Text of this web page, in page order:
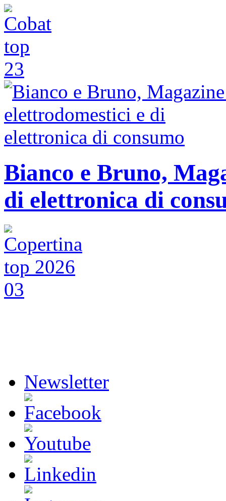
Bianco e Bruno,
di elettronica di
Newsletter